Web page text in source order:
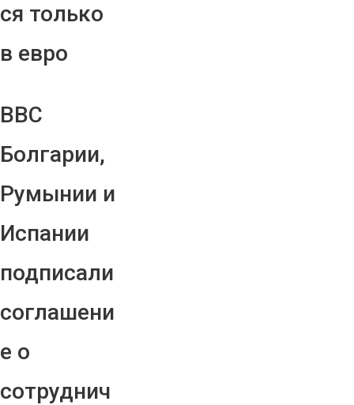
ся только
в евро
ВВС
Болгарии,
Румынии и
Испании
подписали
соглашени
е о
сотруднич